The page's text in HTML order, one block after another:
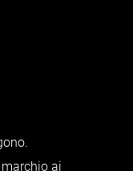
ai